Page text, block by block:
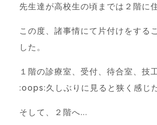
先生達が高校生の頃までは２階に
この度、諸事情にて片付けをする
した。
１階の診療室、受付、待合室、
:oops:久しぶりに見ると狭く感じ
そして、２階へ…